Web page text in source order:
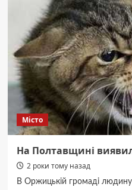
у
Полтаві
засудили
нападника
Місто
На Полтавщині
2 роки тому назад
В Оржицькій громаді людину